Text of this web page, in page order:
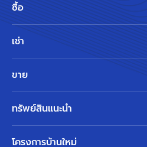
ซื้อ
เช่า
ขาย
ทรัพย์สินแนะนำ
โครงการบ้านใหม่